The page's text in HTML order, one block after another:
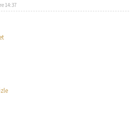
14:37